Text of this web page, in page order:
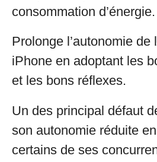
consommation d’énergie.
Prolonge l’autonomie de
iPhone en adoptant les
et les bons réflexes.
Un des principal défaut
son autonomie réduite
certains de ses